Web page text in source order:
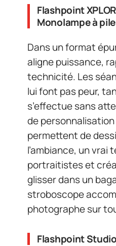
Flashpoint
Monolampe à
Dans un format
aligne puissance,
technicité. Les
lui font pas peur,
s’effectue sans
de
permettent de
l’ambiance, un vrai
portraitistes et
glisser dans un
stroboscope
photographe sur
Flashpoint